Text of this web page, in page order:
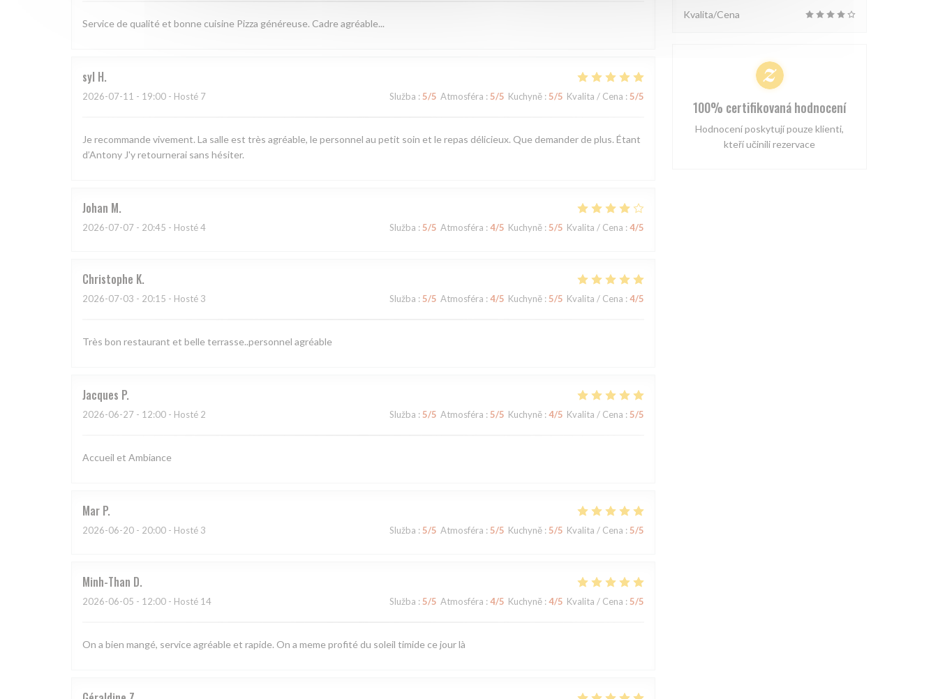
Service de qualité et bonne cuisine Pizza généreuse. Cadre agréable...
syl H
2026-07-11 - 19:00 - Hosté 7 Služba : 5/5 Atmosféra : 5/5 Kuchyně : 5/5 Kvalita / Cena : 5/5
Je recommande vivement. La salle est très agréable, le personnel au petit soin et le repas délicieux. Que demander de plus. Étant
d’Antony J'y retournerai sans hésiter.
Johan M
2026-07-07 - 20:45 - Hosté 4 Služba : 5/5 Atmosféra : 4/5 Kuchyně : 5/5 Kvalita / Cena : 4/5
Christophe K
2026-07-03 - 20:15 - Hosté 3 Služba : 5/5 Atmosféra : 4/5 Kuchyně : 5/5 Kvalita / Cena : 4/5
Très bon restaurant et belle terrasse..personnel agréable
Jacques P
2026-06-27 - 12:00 - Hosté 2 Služba : 5/5 Atmosféra : 5/5 Kuchyně : 4/5 Kvalita / Cena : 5/5
Accueil et Ambiance
Mar P
2026-06-20 - 20:00 - Hosté 3 Služba : 5/5 Atmosféra : 5/5 Kuchyně : 5/5 Kvalita / Cena : 5/5
Minh-Than D
2026-06-05 - 12:00 - Hosté 14 Služba : 5/5 Atmosféra : 4/5 Kuchyně : 4/5 Kvalita / Cena : 5/5
On a bien mangé, service agréable et rapide. On a meme profité du soleil timide ce jour là
Kvalita/Cena
100% certifikovaná hodnocení
Hodnocení poskytují pouze klienti,
kteří učinili rezervace